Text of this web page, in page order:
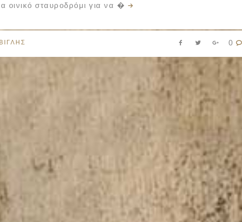
οινικό σταυροδρόμι για να �
0